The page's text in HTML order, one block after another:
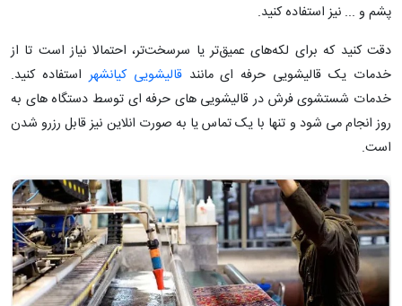
پشم و ... نیز استفاده کنید.
دقت کنید که برای لکه‌های عمیق‌تر یا سرسخت‌تر، احتمالا نیاز است تا از
خدمات یک قالیشویی حرفه ای مانندقالیشویی کیانشهراستفاده کنید.
خدمات شستشوی فرش در قالیشویی های حرفه ای توسط دستگاه های به
روز انجام می شود و تنها با یک تماس یا به صورت انلاین نیز قابل رزرو شدن
است.